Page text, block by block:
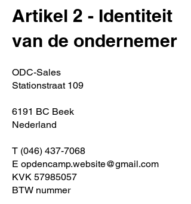
Artikel 2 - Identiteit
van de ondernemer
ODC-Sales
Stationstraat 109
6191 BC Beek
Nederland
T (046) 437-7068
E opdencamp.website@gmail.com
KVK 57985057
BTW nummer